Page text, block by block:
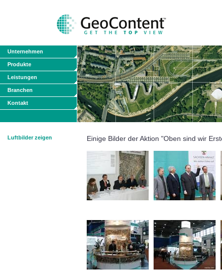
Unternehmen
Produkte
Leistungen
Branchen
Kontakt
Luftbilder zeigen Einige Bilder der Aktion "Oben sind wir